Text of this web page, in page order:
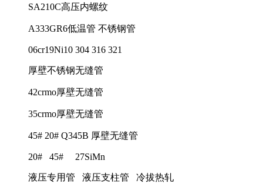
SA210C高压内螺纹
A333GR6低温管 不锈钢管
06cr19Ni10 304 316 321
厚壁不锈钢无缝管
42crmo厚壁无缝管
35crmo厚壁无缝管
45# 20# Q345B 厚壁无缝管
20# 45# 27SiMn
液压专用管 液压支柱管 冷拔热轧